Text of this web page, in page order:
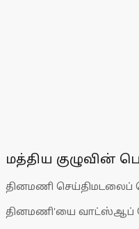
மத்திய குழுவின்
தினமணி செய்திமடலைப்
தினமணி'யை வாட்ஸ்ஆப்